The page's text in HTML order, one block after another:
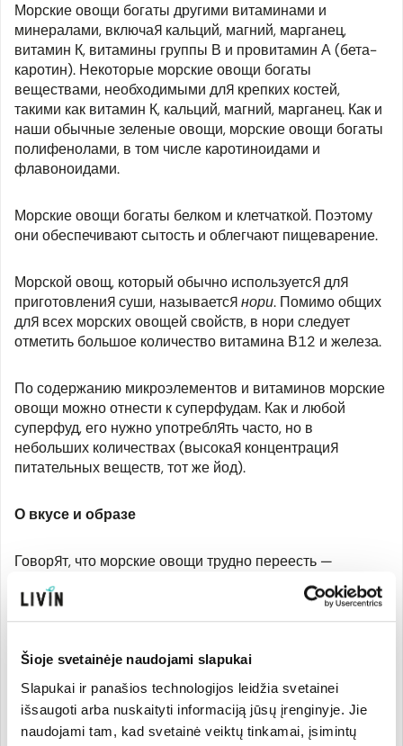
Šioje svetainėje naudojami slapukai
Slapukai ir panašios technologijos leidžia svetainei
išsaugoti arba nuskaityti informaciją jūsų įrenginyje. Jie
naudojami tam, kad svetainė veiktų tinkamai, įsimintų
Морские овощи богаты другими витаминами и
минералами, включая кальций, магний, марганец,
витамин К, витамины группы В и провитамин А (бета-
каротин). Некоторые морские овощи богаты
веществами, необходимыми для крепких костей,
такими как витамин К, кальций, магний, марганец. Как и
наши обычные зеленые овощи, морские овощи богаты
полифенолами, в том числе каротиноидами и
флавоноидами.
Морские овощи богаты белком и клетчаткой. Поэтому
они обеспечивают сытость и облегчают пищеварение.
Морской овощ, который обычно используется для
приготовления суши, называетсянори. Помимо общих
для всех морских овощей свойств, в нори следует
отметить большое количество витамина В12 и железа.
По содержанию микроэлементов и витаминов морские
овощи можно отнести к суперфудам. Как и любой
суперфуд, его нужно употреблять часто, но в
небольших количествах (высокая концентрация
питательных веществ, тот же йод).
О вкусе и образе
Говорят, что морские овощи трудно переесть —
человек по вкусу чувствует, что уже насытился.
Поскольку в нем высокое содержание белка и
клетчатки, то он питателен. Но, может быть, на это
показали, что внориестественным образом
содержатся вещества, определяющие вкус умами, а
именно глутаминовая кислота и инозинат. Как
известно, вкус умами особенный, поскольку дает
полное удовлетворение едой и чувство сытости.